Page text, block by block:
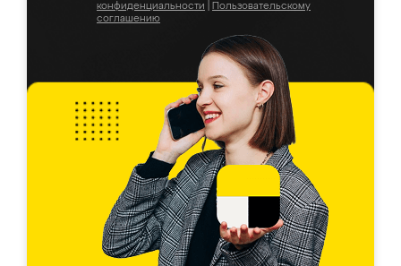
конфиденциальности
Пользовательскому
соглашению